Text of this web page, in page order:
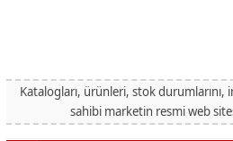
Katalogları, ürünleri, stok
sahibi marketin resmi web